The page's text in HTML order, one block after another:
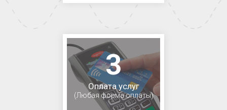
3
Оплата услуг
(Любая форма оплаты)